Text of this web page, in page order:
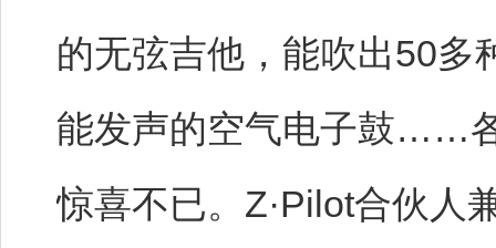
的无弦吉他，能吹出50多
能发声的空气电子鼓……
惊喜不已。Z·Pilot合伙人